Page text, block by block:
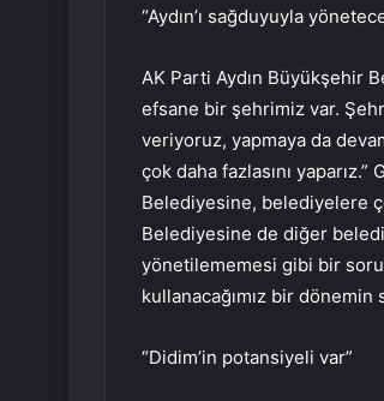
“Aydın’ı sağduyuyla
AK Parti Aydın Büyükşehir
efsane bir şehrimiz var.
veriyoruz, yapmaya da
çok daha fazlasını
Belediyesine, belediyelere
Belediyesine de diğer
yönetilememesi gibi bir
kullanacağımız bir
“Didim’in potansiyeli var”